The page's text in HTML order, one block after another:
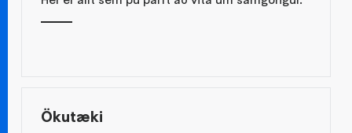
Ökutæki